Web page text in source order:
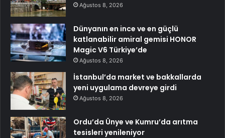
Ağustos 8, 2026
Dünyanın en ince ve en güçlü
katlanabilir amiral gemisi HONOR
Magic V6 Türkiye’de
Ağustos 8, 2026
İstanbul’da market ve bakkallarda
yeni uygulama devreye girdi
Ağustos 8, 2026
Ordu’da Ünye ve Kumru’da arıtma
tesisleri yenileniyor